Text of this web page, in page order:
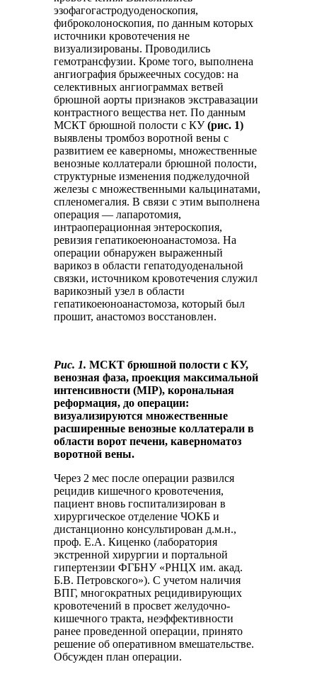
эзофагогастродуоденоскопия,
фиброколоноскопия, по данным которых
источники кровотечения не
визуализированы. Проводились
гемотрансфузии. Кроме того, выполнена
ангиография брыжеечных сосудов: на
селективных ангиограммах ветвей
брюшной аорты признаков экстравазации
контрастного вещества нет. По данным
МСКТ брюшной полости с КУ(рис. 1)
выявлены тромбоз воротной вены с
развитием ее каверномы, множественные
венозные коллатерали брюшной полости,
структурные изменения поджелудочной
железы с множественными кальцинатами,
спленомегалия. В связи с этим выполнена
операция — лапаротомия,
интраоперационная энтероскопия,
ревизия гепатикоеюноанастомоза. На
операции обнаружен выраженный
варикоз в области гепатодуоденальной
связки, источником кровотечения служил
варикозный узел в области
гепатикоеюноанастомоза, который был
прошит, анастомоз восстановлен.
Рис. 1. МСКТ брюшной полости с КУ,
венозная фаза, проекция максимальной
интенсивности (MIP), корональная
реформация, до операции:
визуализируются множественные
расширенные венозные коллатерали в
области ворот печени, каверноматоз
воротной вены.
Через 2 мес после операции развился
рецидив кишечного кровотечения,
пациент вновь госпитализирован в
хирургическое отделение ЧОКБ и
дистанционно консультирован д.м.н.,
проф. Е.А. Киценко (лаборатория
экстренной хирургии и портальной
гипертензии ФГБНУ «РНЦХ им. акад.
Б.В. Петровского»). С учетом наличия
ВПГ, многократных рецидивирующих
кровотечений в просвет желудочно-
кишечного тракта, неэффективности
ранее проведенной операции, принято
решение об оперативном вмешательстве.
Обсужден план операции.